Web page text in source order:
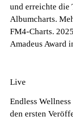
und erreichte die
Albumcharts.
FM4-Charts.
Amadeus Award
Live
Endless
den ersten